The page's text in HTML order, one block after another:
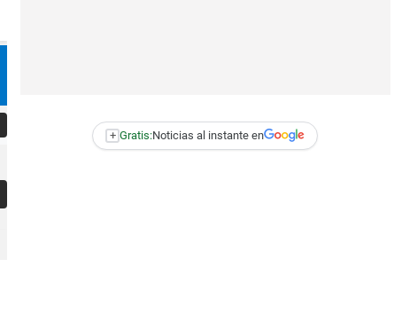
+ Gratis:Noticias al instante en